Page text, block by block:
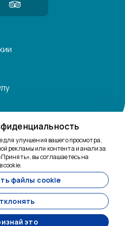
11200
Travel - 11200
улучшения вашего просмотра,
рекламы или контента и анализа
вы соглашаетесь на
cookie.
файлы cookie
это